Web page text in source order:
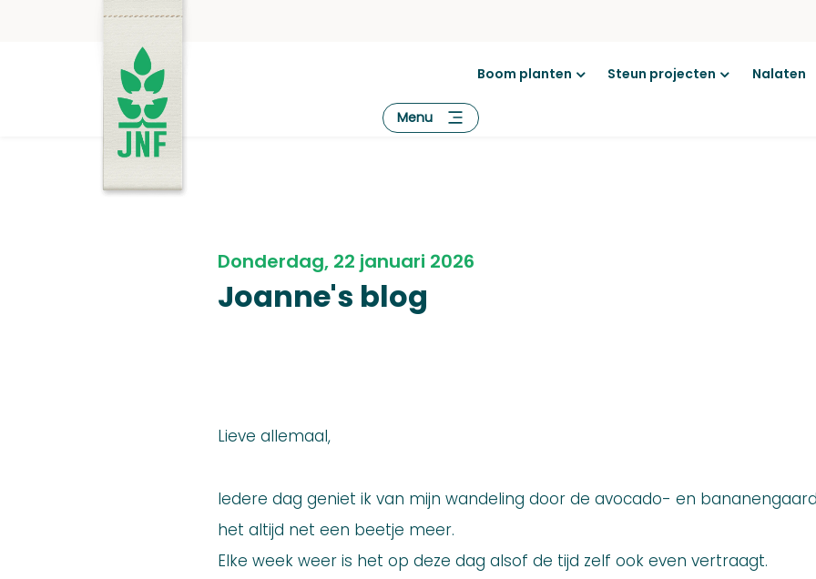
JNF Boom planten Steun projecten Nalaten
Menu
Donderdag, 22 januari 2026
Joanne's blog
Lieve allemaal,
Iedere dag geniet ik van mijn wandeling door de avocado- en
het altijd net een beetje meer.
Elke week weer is het op deze dag alsof de tijd zelf ook even vertraagt.